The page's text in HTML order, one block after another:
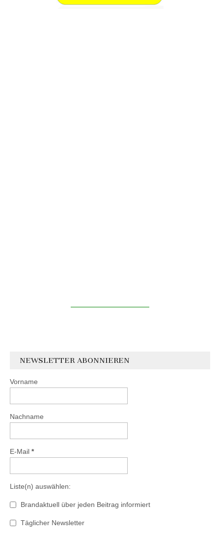
NEWSLETTER ABONNIEREN
Vorname
Nachname
E-Mail *
Liste(n) auswählen:
Brandaktuell über jeden Beitrag informiert
Täglicher Newsletter